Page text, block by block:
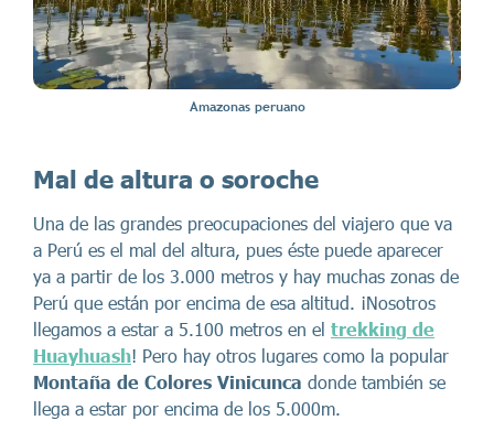
Amazonas peruano
Mal de altura o soroche
Una de las grandes preocupaciones del viajero que va
a Perú es el mal del altura, pues éste puede aparecer
ya a partir de los 3.000 metros y hay muchas zonas de
Perú que están por encima de esa altitud. ¡Nosotros
llegamos a estar a 5.100 metros en el trekking de
Huayhuash! Pero hay otros lugares como la popular
Montaña de Colores Vinicunca donde también se
llega a estar por encima de los 5.000m.